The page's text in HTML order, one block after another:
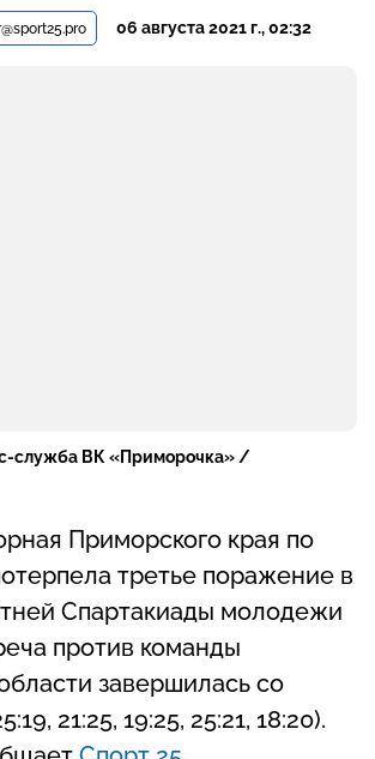
06 августа 2021 г., 02:32
служба ВК «Приморочка» /
Приморского края по
третье поражение в
Спартакиады молодежи
против команды
завершилась со
21:25, 19:25, 25:21, 18:20).